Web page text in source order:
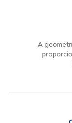
A